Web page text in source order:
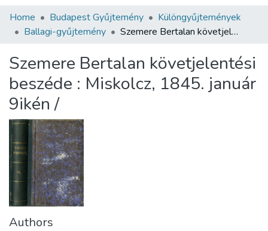
Communities & Collections
Statistics
About us
Home Budapest Gyűjtemény
Különgyűjtemények
Ballagi-gyűjtemény
Szemere Bertalan követjelentési beszéde : Miskolcz, 1845. január 9ikén /
Szemere Bertalan követjelentési
beszéde : Miskolcz, 1845. január
9ikén /
Authors